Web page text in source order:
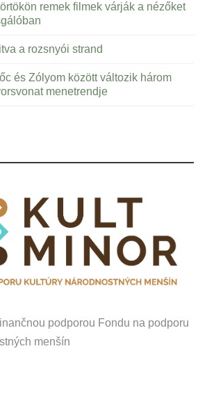
remek filmek várják a nézőket
a rozsnyói strand
és Zólyom között változik három
menetrendje
podporou Fondu na podporu
menšín